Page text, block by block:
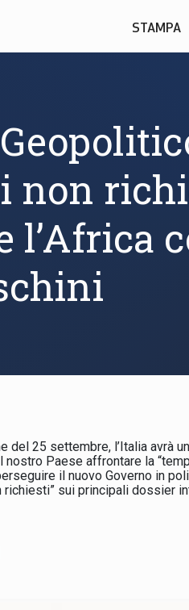
STAMPA
non
l’Africa
del 25 settembre, l’Italia avrà
nostro Paese affrontare la
il nuovo Governo in
richiesti” sui principali dossier